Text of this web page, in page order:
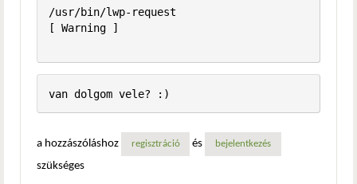
/usr/bin/lwp-request
[ Warning ]
a hozzászóláshoz regisztráció és bejelentkezés
szükséges